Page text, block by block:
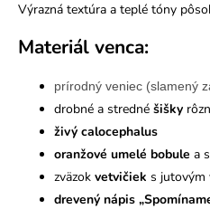
Výrazná textúra a teplé tóny
Materiál venca:
prírodný veniec (slamený
drobné a stredné šišky
živý calocephalus
oranžové umelé bobule a
zväzok vetvičiek s jutovým
drevený nápis